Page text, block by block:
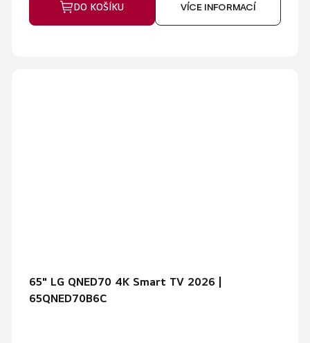
DO KOŠÍKU VÍCE INFORMACÍ
65" LG QNED70 4K Smart TV 2026 |
65QNED70B6C